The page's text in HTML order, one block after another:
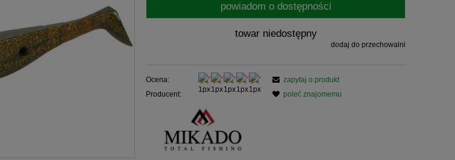
powiadom o dostępności
towar niedostępny
dodaj do przechowalni
Ocena:
Producent:
zapytaj o produkt
poleć znajomemu